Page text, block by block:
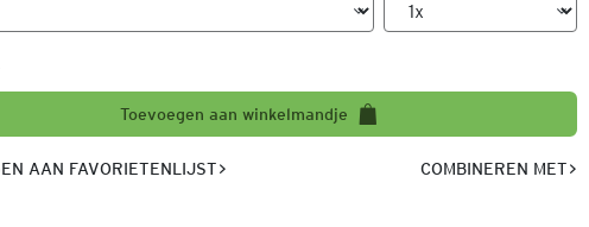
Toevoegen aan winkelmandje
AAN FAVORIETENLIJST COMBINEREN MET